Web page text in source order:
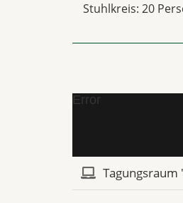
Stuhlkreis: 20
Error
Tagungsraum